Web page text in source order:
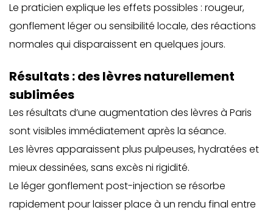
Le praticien explique les effets possibles : rougeur,
gonflement léger ou sensibilité locale, des réactions
normales qui disparaissent en quelques jours.
Résultats : des lèvres naturellement
sublimées
Les résultats d’une augmentation des lèvres à Paris
sont visibles immédiatement après la séance.
Les lèvres apparaissent plus pulpeuses, hydratées et
mieux dessinées, sans excès ni rigidité.
Le léger gonflement post-injection se résorbe
rapidement pour laisser place à un rendu final entre